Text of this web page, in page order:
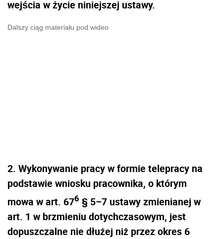
wejścia w życie niniejszej ustawy.
Dalszy ciąg materiału pod wideo
2. Wykonywanie pracy w formie telepracy na
podstawie wniosku pracownika, o którym
mowa w art. 676 § 5–7 ustawy zmienianej w
art. 1 w brzmieniu dotychczasowym, jest
dopuszczalne nie dłużej niż przez okres 6